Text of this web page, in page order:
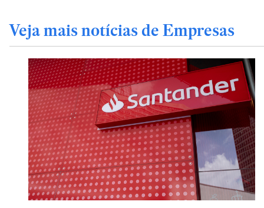
Veja mais notícias de Empresas